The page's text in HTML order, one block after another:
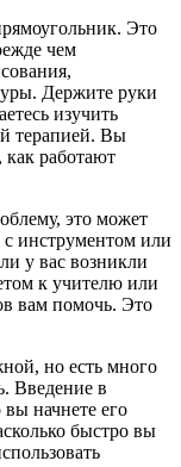
Это
чем
Держите руки
изучить
терапией. Вы
как работают
это может
с инструментом или
у вас возникли
к учителю или
вам помочь. Это
но есть много
Введение в
начнете его
быстро вы